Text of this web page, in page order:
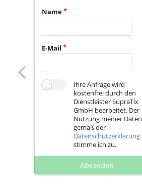
Name
E-Mail
Ihre Anfrage wird
kostenfrei durch den
Dienstleister SupraTix
GmbH bearbeitet. Der
Nutzung meiner Daten
gemäß der
Datenschutzerklärung
stimme ich zu.
Absenden